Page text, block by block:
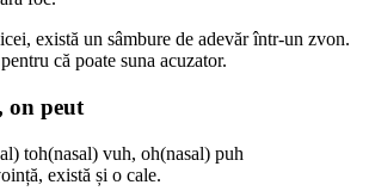
există un sâmbure de adevăr într-un zvon.
că poate suna acuzator.
on peut
toh(nasal) vuh, oh(nasal) puh
există și o cale.